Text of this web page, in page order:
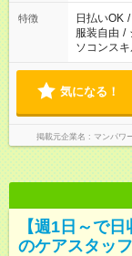
特徴 日払いOK /
服装自由 /
ソコンス
気になる！
掲載元企業名 マンパワ
【週1日～で
のケアスタッフ